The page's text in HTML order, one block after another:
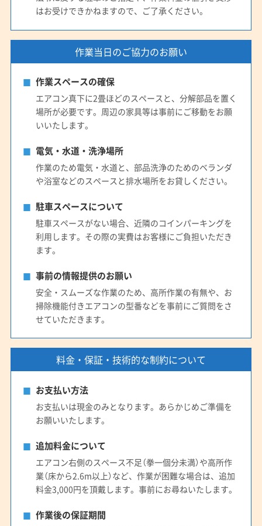
はお受けできかねますので、ご了承ください。
作業当日のご協力のお願い
作業スペースの確保
エアコン真下に2畳ほどのスペースと、分解部品を置く
場所が必要です。周辺の家具等は事前にご移動をお願
いいたします。
電気・水道・洗浄場所
作業のため電気・水道と、部品洗浄のためのベランダ
や浴室などのスペースと排水場所をお貸しください。
駐車スペースについて
駐車スペースがない場合、近隣のコインパーキングを
利用します。その際の実費はお客様にご負担いただき
ます。
事前の情報提供のお願い
安全・スムーズな作業のため、高所作業の有無や、お
掃除機能付きエアコンの型番などを事前にご質問をさ
せていただきます。
料金・保証・技術的な制約について
お支払い方法
お支払いは現金のみとなります。あらかじめご準備を
お願いいたします。
追加料金について
エアコン右側のスペース不足（拳一個分未満）や高所作
業（床から2.6m以上）など、作業が困難な場合は、追加
料金3,000円を頂戴します。事前にお尋ねいたします。
作業後の保証期間